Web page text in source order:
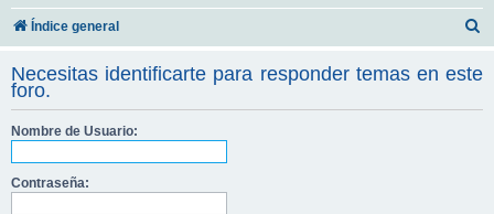
Índice general
c
Necesitas identificarte para responder temas en este
foro.
Nombre de Usuario:
Contraseña: